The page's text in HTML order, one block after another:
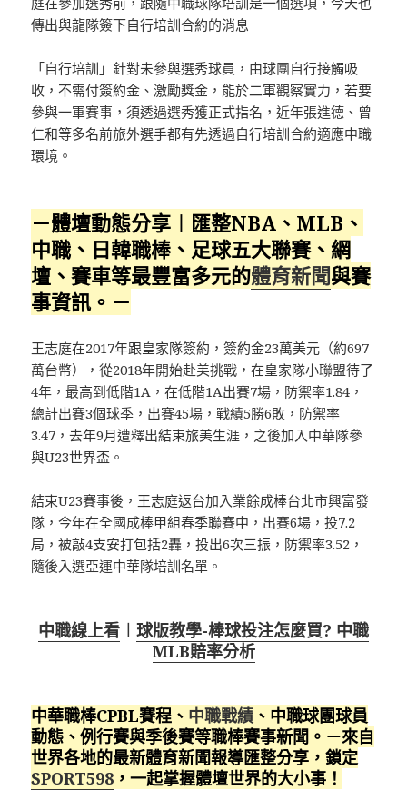
傳出與龍隊簽下自行培訓合約的消息
「自行培訓」針對未參與選秀球員，由球團自行接觸吸
收，不需付簽約金、激勵獎金，能於二軍觀察實力，若要
參與一軍賽事，須透過選秀獲正式指名，近年張進德、曾
仁和等多名前旅外選手都有先透過自行培訓合約適應中職
環境。
－體壇動態分享︱匯整NBA、MLB、
中職、日韓職棒、足球五大聯賽、網
壇、賽車等最豐富多元的體育新聞與賽
事資訊。－
王志庭在2017年跟皇家隊簽約，簽約金23萬美元（約697
萬台幣），從2018年開始赴美挑戰，在皇家隊小聯盟待了
4年，最高到低階1A，在低階1A出賽7場，防禦率1.84，
總計出賽3個球季，出賽45場，戰績5勝6敗，防禦率
3.47，去年9月遭釋出結束旅美生涯，之後加入中華隊參
與U23世界盃。
結束U23賽事後，王志庭返台加入業餘成棒台北市興富發
隊，今年在全國成棒甲組春季聯賽中，出賽6場，投7.2
局，被敲4支安打包括2轟，投出6次三振，防禦率3.52，
隨後入選亞運中華隊培訓名單。
中職線上看 ︱ 球版教學-棒球投注怎麼買? 中職
MLB賠率分析
中華職棒CPBL賽程、 中職戰績 、中職球團球員
動態、例行賽與季後賽等職棒賽事新聞。－來自
世界各地的最新體育新聞報導匯整分享，鎖定
SPORT598 ，一起掌握體壇世界的大小事！